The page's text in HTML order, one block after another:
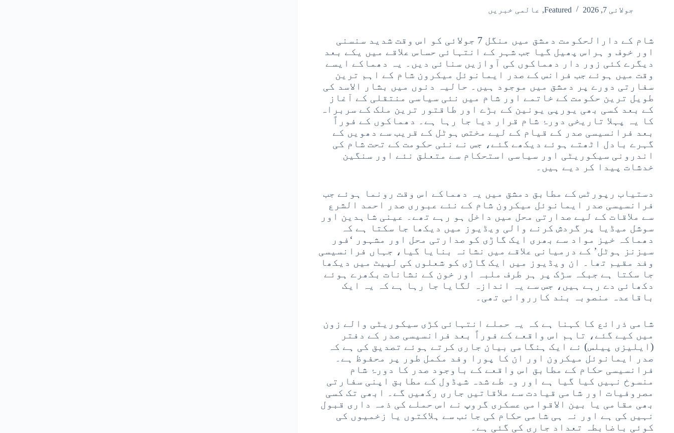
جولائی 7, 2026 Featured
, عالمی خبریں
شام کے دارالحکومت دمشق میں منگل 7 جولائی کو اس وقت شدید سنسنی
اور خوف و ہراس پھیل گیا جب شہر کے انتہائی حساس علاقے میں یکے بعد
دیگرے کئی زور دار دھماکوں کی آوازیں سنائی دیں۔ یہ دھماکے ایسے
وقت میں ہوئے جب فرانس کے صدر ایمانوئل میکرون شام کے اہم ترین
سفارتی دورے پر دمشق میں موجود ہیں۔ حالیہ دنوں میں بشار الاسد کی
طویل ترین حکومت کے خاتمے اور شام میں نئی سیاسی منتقلی کے آغاز
کے بعد کسی بھی یورپی یونین کے بڑے اور طاقتور ترین ملک کے سربراہ
کا یہ پہلا تاریخی دورۂ شام قرار دیا جا رہا ہے۔ دھماکوں کے فوراً
بعد فرانسیسی صدر کے قیام کے لیے مختص ہوٹل کے قریب سے دھویں کے
گہرے بادل اٹھتے ہوئے دیکھے گئے، جس نے نئی حکومت کے تحت شام کی
اندرونی سیکوریٹی اور سیاسی استحکام سے متعلق نئے اور سنگین
خدشات پیدا کر دیے ہیں۔
دستیاب رپورٹس کے مطابق دمشق میں یہ دھماکے اس وقت رونما ہوئے جب
فرانسیسی صدر ایمانوئل میکرون شام کے نئے عبوری صدر احمد الشرع
سے ملاقات کے لیے صدارتی محل میں داخل ہو رہے تھے۔ عینی شاہدین اور
سوشل میڈیا پر گردش کرنے والی ویڈیوز میں دیکھا جا سکتا ہے کہ
دھماکہ خیز مواد سے بھری ایک گاڑی کو صدارتی محل اور مشہور ‘فور
سیزنز ہوٹل’ کے درمیانی علاقے میں نشانہ بنایا گیا، جہاں فرانسیسی
وفد مقیم تھا۔ ان ویڈیوز میں ایک گاڑی کو شعلوں کی لپیٹ میں دیکھا
جا سکتا ہے جبکہ سڑک پر ہر طرف ملبہ اور خون کے نشانات بکھرے ہوئے
دکھائی دے رہے ہیں، جس سے یہ اندازہ لگایا جا رہا ہے کہ یہ ایک
باقاعدہ منصوبہ بند کارروائی تھی۔
شامی ذرائع کا کہنا ہے کہ یہ حملے انتہائی کڑی سیکوریٹی والے زون
میں کیے گئے، تاہم اس واقعے کے فوراً بعد فرانسیسی صدر کے دفتر
(ایلیزی پیلس) نے ایک ہنگامی بیان جاری کرتے ہوئے تصدیق کی ہے کہ
صدر ایمانوئل میکرون اور ان کا پورا وفد مکمل طور پر محفوظ ہے۔
فرانسیسی حکام کے مطابق اس واقعے کے باوجود صدر کا دورۂ شام
منسوخ نہیں کیا گیا ہے اور وہ طے شدہ شیڈول کے مطابق اپنی سفارتی
مصروفیات اور شامی قیادت سے ملاقاتیں جاری رکھیں گے۔ ابھی تک کسی
بھی مقامی یا بین الاقوامی عسکری گروپ نے اس حملے کی ذمہ داری قبول
نہیں کی ہے اور نہ ہی شامی حکام کی جانب سے ہلاکتوں یا زخمیوں کی
کوئی باضابطہ تعداد جاری کی گئی ہے۔